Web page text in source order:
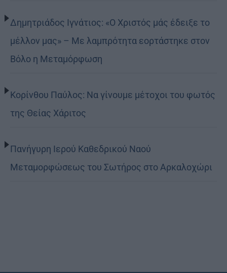
Δημητριάδος Ιγνάτιος: «Ο Χριστός μάς έδειξε το
μέλλον μας» – Με λαμπρότητα εορτάστηκε στον
Βόλο η Μεταμόρφωση
Κορίνθου Παύλος: Να γίνουμε μέτοχοι του φωτός
της Θείας Χάριτος
Πανήγυρη Ιερού Καθεδρικού Ναού
Μεταμορφώσεως του Σωτήρος στο Αρκαλοχώρι